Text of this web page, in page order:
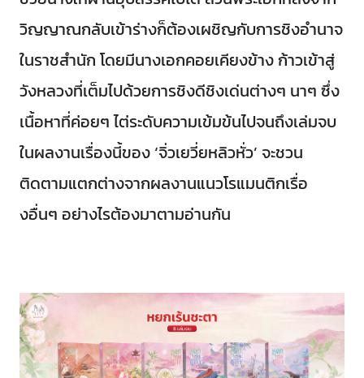
วิญญาณกลับเข้าร่างก็ต้องเผชิญกับการชิงอำนาจ
ในราชสำนัก โดยมีนางเอกคอยเคียงข้าง ก้าวเข้าสู่
วังหลวงที่เต็มไปด้วยการชิงดีชิงเด่นต่างๆ นาๆ ซึ่ง
เนื้อหาที่ค่อยๆ ไต่ระดับความเข้มข้นไปจนถึงเล่มจบ
ในผลงานเรื่องนี้ของ ‘จิ่วเยวี่ยหลิวหั่ว’ จะชวน
ติดตามแตกต่างจากผลงานแนวโรแมนติกเรื่อ
งอื่นๆ อย่างไรต้องมาตามอ่านกัน